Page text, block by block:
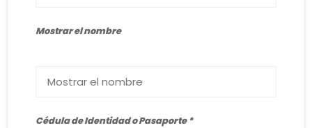
Mostrar el nombre
Cédula de Identidad o Pasaporte